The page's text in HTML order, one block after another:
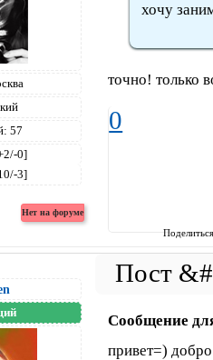
57
0]
3]
хочу
точно! только
0
Сообщение
привет=)